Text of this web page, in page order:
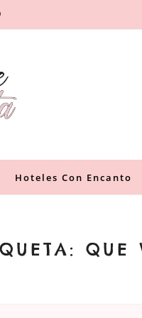
Hoteles Con Encanto
QUE